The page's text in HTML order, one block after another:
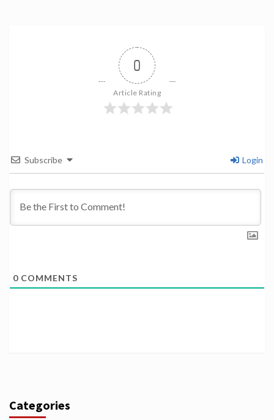
0
Article Rating
Subscribe Login
0 COMMENTS
Categories